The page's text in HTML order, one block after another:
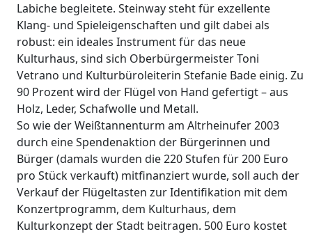
Labiche begleitete. Steinway steht für exzellente
Klang- und Spieleigenschaften und gilt dabei als
robust: ein ideales Instrument für das neue
Kulturhaus, sind sich Oberbürgermeister Toni
Vetrano und Kulturbüroleiterin Stefanie Bade einig. Zu
90 Prozent wird der Flügel von Hand gefertigt – aus
Holz, Leder, Schafwolle und Metall.
So wie der Weißtannenturm am Altrheinufer 2003
durch eine Spendenaktion der Bürgerinnen und
Bürger (damals wurden die 220 Stufen für 200 Euro
pro Stück verkauft) mitfinanziert wurde, soll auch der
Verkauf der Flügeltasten zur Identifikation mit dem
Konzertprogramm, dem Kulturhaus, dem
Kulturkonzept der Stadt beitragen. 500 Euro kostet